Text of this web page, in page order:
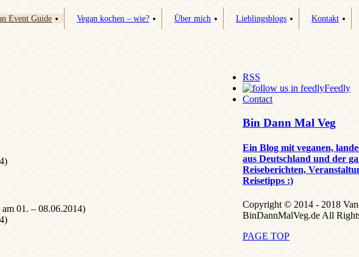
Event Guide Vegan kochen – wie? Über mich Lieblingsblogs Kontakt
01. – 08.06.2014)
RSS
Feedly
Contact
Bin Dann Mal Veg
Ein Blog mit veganen,
aus Deutschland und der
Reiseberichten,
Reisetipps :)
Copyright © 2014 - 2018
BinDannMalVeg.de All
PAGE TOP